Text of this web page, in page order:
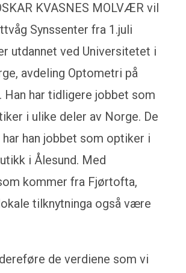
KVASNES MOLVÆR vil
Synssenter fra 1.juli
utdannet ved Universitetet i
avdeling Optometri på
Han har tidligere jobbet som
i ulike deler av Norge. De
han jobbet som optiker i
i Ålesund. Med
kommer fra Fjørtofta,
tilknytninga også være
de verdiene som vi